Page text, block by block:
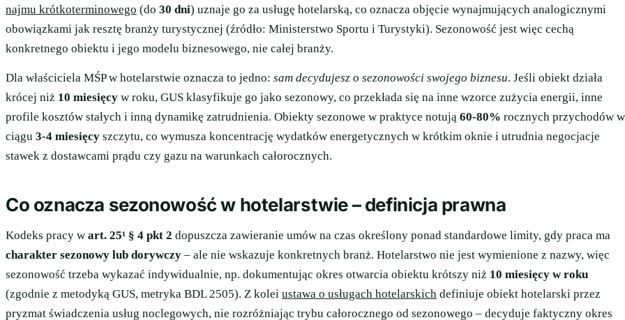
najmu krótkoterminowego (do 30 dni) uznaje go za usługę hotelarską, co oznacza objęcie wynajmujących analogicznymi
obowiązkami jak resztę branży turystycznej (źródło: Ministerstwo Sportu i Turystyki). Sezonowość jest więc cechą
konkretnego obiektu i jego modelu biznesowego, nie całej branży.
Dla właściciela MŚP w hotelarstwie oznacza to jedno: sam decydujesz o sezonowości swojego biznesu. Jeśli obiekt działa
krócej niż 10 miesięcy w roku, GUS klasyfikuje go jako sezonowy, co przekłada się na inne wzorce zużycia energii, inne
profile kosztów stałych i inną dynamikę zatrudnienia. Obiekty sezonowe w praktyce notują 60-80% rocznych przychodów w
ciągu 3-4 miesięcy szczytu, co wymusza koncentrację wydatków energetycznych w krótkim oknie i utrudnia negocjacje
stawek z dostawcami prądu czy gazu na warunkach całorocznych.
Co oznacza sezonowość w hotelarstwie – definicja prawna
Kodeks pracy w art. 25¹ § 4 pkt 2 dopuszcza zawieranie umów na czas określony ponad standardowe limity, gdy praca ma
charakter sezonowy lub dorywczy – ale nie wskazuje konkretnych branż. Hotelarstwo nie jest wymienione z nazwy, więc
sezonowość trzeba wykazać indywidualnie, np. dokumentując okres otwarcia obiektu krótszy niż 10 miesięcy w roku
(zgodnie z metodyką GUS, metryka BDL 2505). Z kolei ustawa o usługach hotelarskich definiuje obiekt hotelarski przez
pryzmat świadczenia usług noclegowych, nie rozróżniając trybu całorocznego od sezonowego – decyduje faktyczny okres